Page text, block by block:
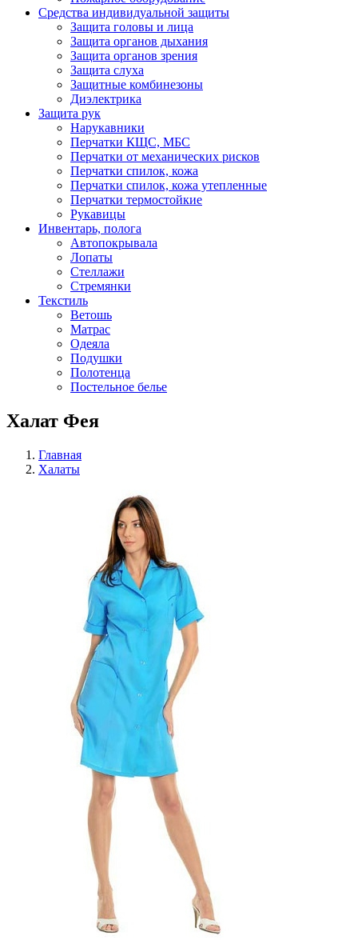
Средства индивидуальной защиты
Защита головы и лица
Защита органов дыхания
Защита органов зрения
Защита слуха
Защитные комбинезоны
Диэлектрика
Защита рук
Нарукавники
Перчатки КЩС, МБС
Перчатки от механических рисков
Перчатки спилок, кожа
Перчатки спилок, кожа утепленные
Перчатки термостойкие
Рукавицы
Инвентарь, полога
Автопокрывала
Лопаты
Стеллажи
Стремянки
Текстиль
Ветошь
Матрас
Одеяла
Подушки
Полотенца
Постельное белье
Халат Фея
Главная
Халаты